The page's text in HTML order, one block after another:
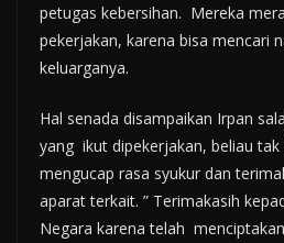
petugas kebersihan. Mereka
pekerjakan, karena bisa mencari
keluarganya.
Hal senada disampaikan Irpan
yang ikut dipekerjakan, beliau
mengucap rasa syukur dan
aparat terkait. ” Terimakasih
Negara karena telah